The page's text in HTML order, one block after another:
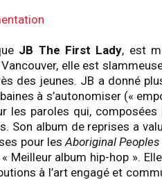
JB The First Lady, est
elle est
des jeunes. JB a donné
à s’autonomiser («
les paroles qui,
Son album de reprises a
pour lesAboriginal
album hip-hop ».
à l’art engagé et